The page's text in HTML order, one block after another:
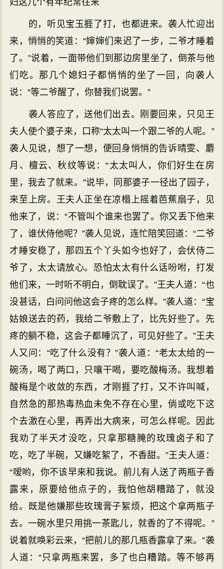
妇这几个有年纪常往来
的，听见宝玉捱了打，也都进来。袭人忙迎出
来，悄悄的笑道：“婶婶们来迟了一步，二爷才睡着
了。”说着，一面带他们到那边房里坐了，倒茶与他
们吃。那几个媳妇子都悄悄的坐了一回，向袭人
说：“等二爷醒了，你替我们说罢。”
袭人答应了，送他们出去。刚要回来，只见王
夫人使个婆子来，口称“太太叫一个跟二爷的人呢。”
袭人见说，想了一想，便回身悄悄的告诉晴雯、麝
月、檀云、秋纹等说：“太太叫人，你们好生在房
里，我去了就来。”说毕，同那婆子一径出了园子，
来至上房。王夫人正坐在凉榻上摇着芭蕉扇子，见
他来了，说：“不管叫个谁来也罢了。你又丢下他来
了，谁伏侍他呢？”袭人见说，连忙陪笑回道：“二爷
才睡安稳了，那四五个丫头如今也好了，会伏侍二
爷了，太太请放心。恐怕太太有什么话吩咐，打发
他们来，一时听不明白，倒耽误了。”王夫人道：“也
没甚话，白问问他这会子疼的怎么样。”袭人道：“宝
姑娘送去的药，我给二爷敷上了，比先好些了。先
疼的躺不稳，这会子都睡沉了，可见好些了。”王夫
人又问：“吃了什么没有？”袭人道：“老太太给的一
碗汤，喝了两口，只嚷干喝，要吃酸梅汤。我想着
酸梅是个收敛的东西，才刚捱了打，又不许叫喊，
自然急的那热毒热血未免不存在心里，倘或吃下这
个去激在心里，再弄出大病来，可怎么样呢。因此
我劝了半天才没吃，只拿那糖腌的玫瑰卤子和了
吃，吃了半碗，又嫌吃絮了，不香甜。”王夫人道：
“嗳哟，你不该早来和我说。前儿有人送了两瓶子香
露来，原要给他点子的，我怕他胡糟踏了，就没
给。既是他嫌那些玫瑰膏子絮烦，把这个拿两瓶子
去。一碗水里只用挑一茶匙儿，就香的了不得呢。”
说着就唤彩云来，“把前儿的那几瓶香露拿了来。”袭
人道：“只拿两瓶来罢，多了也白糟踏。等不够再